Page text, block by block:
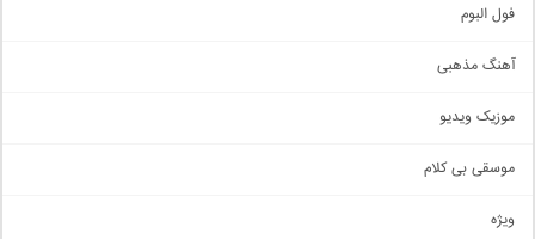
اجتماعی
حماسی
سنتی
اهنگ بندرعباسی
دمو
فول البوم
آهنگ مذهبی
موزیک ویدیو
موسقی بی کلام
ویژه